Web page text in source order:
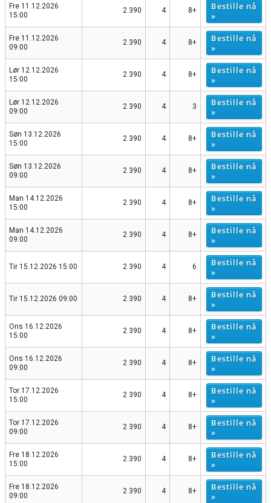
Fre 11.12.2026
15:00
2 390 4 8+
Bestille nå
»
Fre 11.12.2026
09:00
2 390 4 8+
Bestille nå
»
Lør 12.12.2026
15:00
2 390 4 8+
Bestille nå
»
Lør 12.12.2026
09:00
2 390 4 3
Bestille nå
»
Søn 13.12.2026
15:00
2 390 4 8+
Bestille nå
»
Søn 13.12.2026
09:00
2 390 4 8+
Bestille nå
»
Man 14.12.2026
15:00
2 390 4 8+
Bestille nå
»
Man 14.12.2026
09:00
2 390 4 8+
Bestille nå
»
Tir 15.12.2026 15:00 2 390 4 6
Bestille nå
»
Tir 15.12.2026 09:00 2 390 4 8+
Bestille nå
»
Ons 16.12.2026
15:00
2 390 4 8+
Bestille nå
»
Ons 16.12.2026
09:00
2 390 4 8+
Bestille nå
»
Tor 17.12.2026
15:00
2 390 4 8+
Bestille nå
»
Tor 17.12.2026
09:00
2 390 4 8+
Bestille nå
»
Fre 18.12.2026
15:00
2 390 4 8+
Bestille nå
»
Fre 18.12.2026
09:00
2 390 4 8+
Bestille nå
»